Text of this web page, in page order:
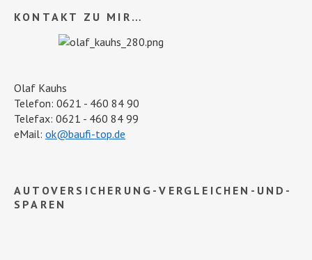
KONTAKT ZU MIR…
Olaf Kauhs
Telefon: 0621 - 460 84 90
Telefax: 0621 - 460 84 99
eMail: ok@baufi-top.de
AUTOVERSICHERUNG-VERGLEICHEN-UND-
SPAREN